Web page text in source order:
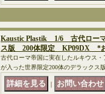
Kaustic Plastik 1/6 古代ロー
ス版 200体限定 KP09DX *
古代ローマ帝国に実在したルキウス
が入った世界限定200体のデラックス
｜